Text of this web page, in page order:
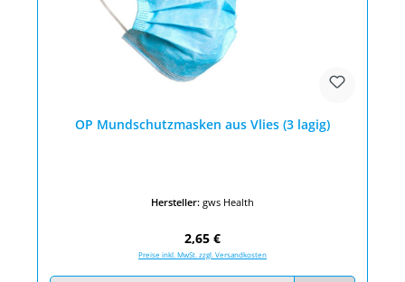
OP Mundschutzmasken aus Vlies (3 lagig)
Hersteller: gws Health
Regulärer Preis:
2,65 €
Preise inkl. MwSt. zzgl. Versandkosten